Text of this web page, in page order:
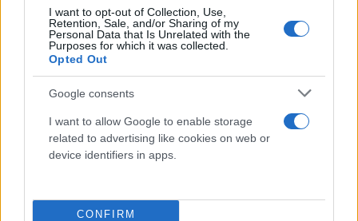
I want to opt-out of Collection, Use,
Retention, Sale, and/or Sharing of my
Personal Data that Is Unrelated with the
Purposes for which it was collected.
Opted Out
Google consents
I want to allow Google to enable storage
related to advertising like cookies on web or
device identifiers in apps.
CONFIRM
πρώτη ήταν μεταβατική, τερματίζοντας στην 2η
θέση στο πρωτάθλημα, από εκεί και πέρα οι
επιτυχίες του ήταν τέτοιες που τον ανάδειξαν ως
τον πιο πετυχημένο προπονητή στην ιστορία του
αγγλικού ποδοσφαίρου. Από εκεί και έπειτα σε 8
χρονιές η Λίβερπουλ κατέκτησε 6 πρωταθλήματα, 1
κύπελλο ΟΥΕΦΑ, 1 Σούπερ Καπ, 6 Charity shields
και 3 κύπελλα πρωταθλητριών ή αλλιώς Champions